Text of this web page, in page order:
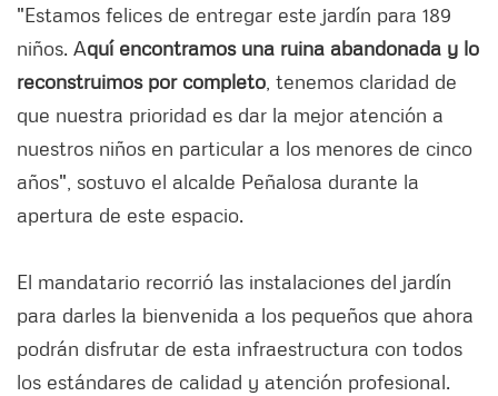
"Estamos felices de entregar este jardín para 189
niños. Aquíencontramos una ruina abandonada y lo
reconstruimos por completo , tenemos claridad de
que nuestra prioridad es dar la mejor atención a
nuestros niños en particular a los menores de cinco
años", sostuvo el alcalde Peñalosa durante la
apertura de este espacio.
El mandatario recorrió las instalaciones del jardín
para darles la bienvenida a los pequeños que ahora
podrán disfrutar de esta infraestructura con todos
los estándares de calidad y atención profesional.